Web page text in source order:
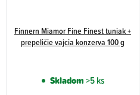
Finnern Miamor Fine Finest tuniak +
prepeličie vajcia konzerva 100 g
Skladom>5 ks